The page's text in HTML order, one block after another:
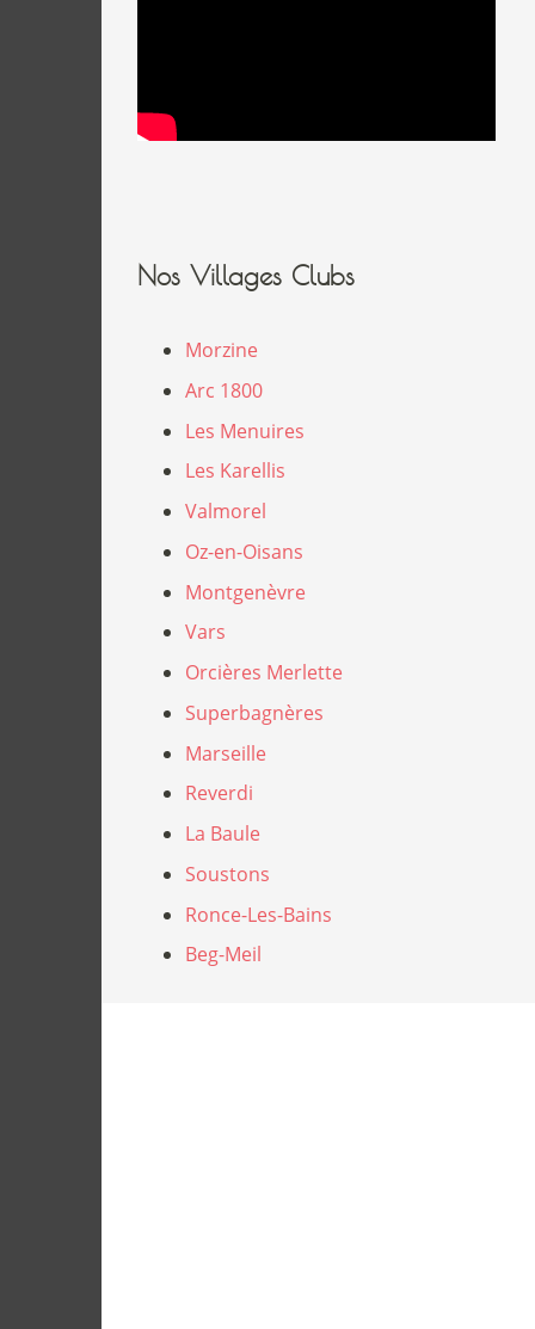
Nos Villages Clubs
Morzine
Arc 1800
Les Menuires
Les Karellis
Valmorel
Oz-en-Oisans
Montgenèvre
Vars
Orcières Merlette
Superbagnères
Marseille
Reverdi
La Baule
Soustons
Ronce-Les-Bains
Beg-Meil